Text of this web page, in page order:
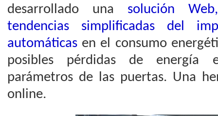
desarrollado una solución
tendencias simplificadas del
automáticas en el consumo
posibles pérdidas de energía
parámetros de las puertas. Una
online.